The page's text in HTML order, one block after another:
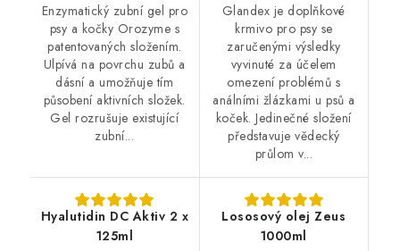
Enzymatický zubní gel pro
psy a kočky Orozyme s
patentovaných složením.
Ulpívá na povrchu zubů a
dásní a umožňuje tím
působení aktivních složek.
Gel rozrušuje existující
zubní...
Glandex je doplňkové
krmivo pro psy se
zaručenými výsledky
vyvinuté za účelem
omezení problémů s
análními žlázkami u psů a
koček. Jedinečné složení
představuje vědecký
průlom v...
Hyalutidin DC Aktiv 2 x
125ml
Lososový olej Zeus
1000ml